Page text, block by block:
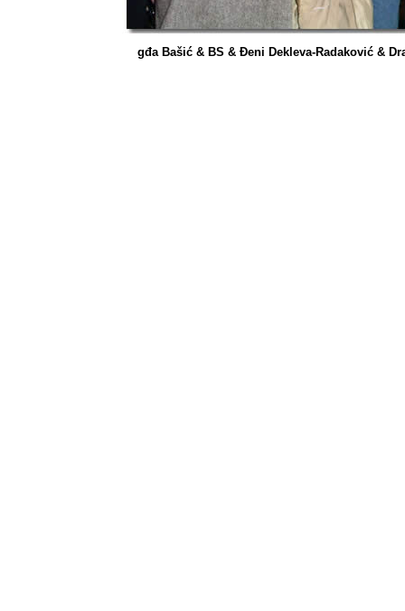
gđa Bašić & BS & Đeni Dekleva-Radaković &